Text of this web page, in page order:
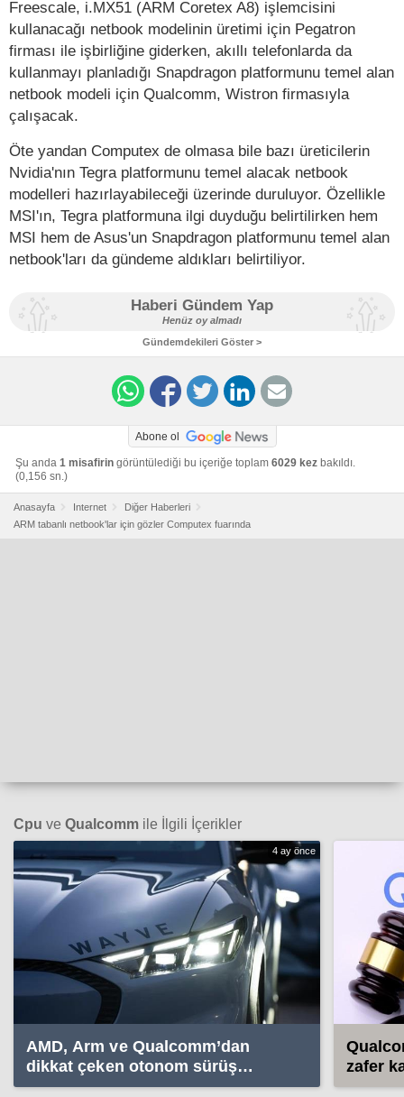
Freescale, i.MX51 (ARM Coretex A8) işlemcisini
kullanacağı netbook modelinin üretimi için Pegatron
firması ile işbirliğine giderken, akıllı telefonlarda da
kullanmayı planladığı Snapdragon platformunu temel alan
netbook modeli için Qualcomm, Wistron firmasıyla
çalışacak.
Öte yandan Computex de olmasa bile bazı üreticilerin
Nvidia'nın Tegra platformunu temel alacak netbook
modelleri hazırlayabileceği üzerinde duruluyor. Özellikle
MSI'ın, Tegra platformuna ilgi duyduğu belirtilirken hem
MSI hem de Asus'un Snapdragon platformunu temel alan
netbook'ları da gündeme aldıkları belirtiliyor.
Haberi Gündem Yap
Henüz oy almadı
Gündemdekileri Göster >
Abone ol
Şu anda 1 misafirin görüntülediği bu içeriğe toplam 6029 kez bakıldı.
(0,156 sn.)
Anasayfa Internet
Diğer Haberleri
ARM tabanlı netbook'lar için gözler Computex fuarında
Cpu ve Qualcomm ile İlgili İçerikler
4 ay önce
AMD, Arm ve Qualcomm’dan
dikkat çeken otonom sürüş
yatırımı
zafer